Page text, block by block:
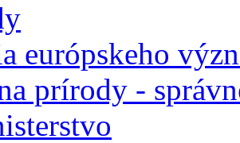
európskeho
prírody -